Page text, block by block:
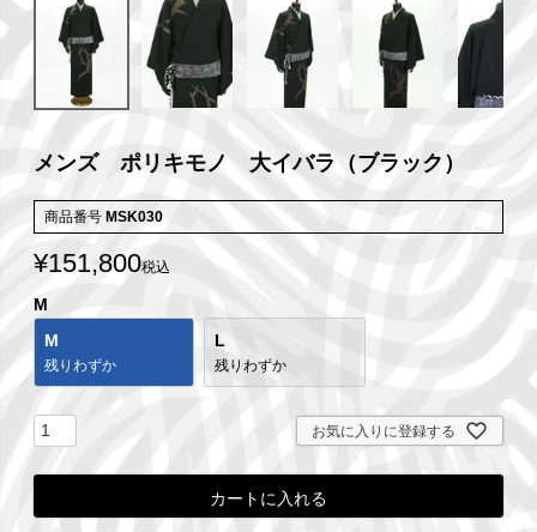
メンズ ポリキモノ 大イバラ（ブラック）
商品番号 MSK030
¥151,800税込
M
M
残りわずか
L
残りわずか
お気に入りに登録する
カートに入れる